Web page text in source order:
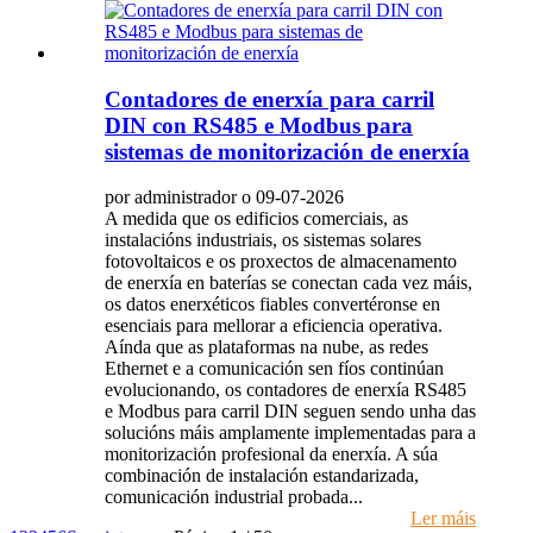
Contadores de enerxía para carril
DIN con RS485 e Modbus para
sistemas de monitorización de enerxía
por administrador o 09-07-2026
A medida que os edificios comerciais, as
instalacións industriais, os sistemas solares
fotovoltaicos e os proxectos de almacenamento
de enerxía en baterías se conectan cada vez máis,
os datos enerxéticos fiables convertéronse en
esenciais para mellorar a eficiencia operativa.
Aínda que as plataformas na nube, as redes
Ethernet e a comunicación sen fíos continúan
evolucionando, os contadores de enerxía RS485
e Modbus para carril DIN seguen sendo unha das
solucións máis amplamente implementadas para a
monitorización profesional da enerxía. A súa
combinación de instalación estandarizada,
comunicación industrial probada...
Ler máis